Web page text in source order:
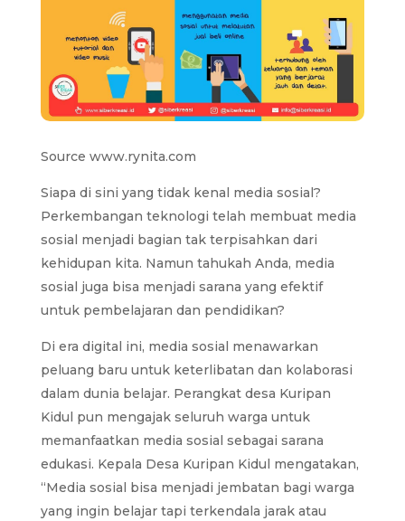
Source www.rynita.com
Siapa di sini yang tidak kenal media sosial?
Perkembangan teknologi telah membuat media
sosial menjadi bagian tak terpisahkan dari
kehidupan kita. Namun tahukah Anda, media
sosial juga bisa menjadi sarana yang efektif
untuk pembelajaran dan pendidikan?
Di era digital ini, media sosial menawarkan
peluang baru untuk keterlibatan dan kolaborasi
dalam dunia belajar. Perangkat desa Kuripan
Kidul pun mengajak seluruh warga untuk
memanfaatkan media sosial sebagai sarana
edukasi. Kepala Desa Kuripan Kidul mengatakan,
“Media sosial bisa menjadi jembatan bagi warga
yang ingin belajar tapi terkendala jarak atau